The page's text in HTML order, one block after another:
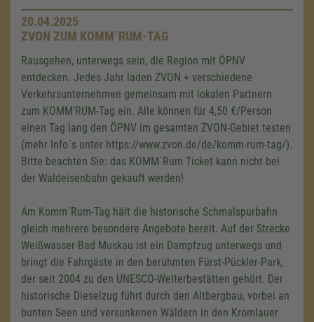
20.04.2025
ZVON ZUM KOMM´RUM-TAG
Rausgehen, unterwegs sein, die Region mit ÖPNV
entdecken. Jedes Jahr laden ZVON + verschiedene
Verkehrsunternehmen gemeinsam mit lokalen Partnern
zum KOMM’RUM-Tag ein. Alle können für 4,50 €/Person
einen Tag lang den ÖPNV im gesamten ZVON-Gebiet testen
(mehr Info´s unter https://www.zvon.de/de/komm-rum-tag/).
Bitte beachten Sie: das KOMM´Rum Ticket kann nicht bei
der Waldeisenbahn gekauft werden!
Am Komm´Rum-Tag hält die historische Schmalspurbahn
gleich mehrere besondere Angebote bereit. Auf der Strecke
Weißwasser-Bad Muskau ist ein Dampfzug unterwegs und
bringt die Fahrgäste in den berühmten Fürst-Pückler-Park,
der seit 2004 zu den UNESCO-Welterbestätten gehört. Der
historische Dieselzug führt durch den Altbergbau, vorbei an
bunten Seen und versunkenen Wäldern in den Kromlauer